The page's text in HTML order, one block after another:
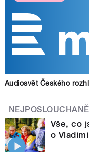
Audiosvět Českého
Vše, co
o